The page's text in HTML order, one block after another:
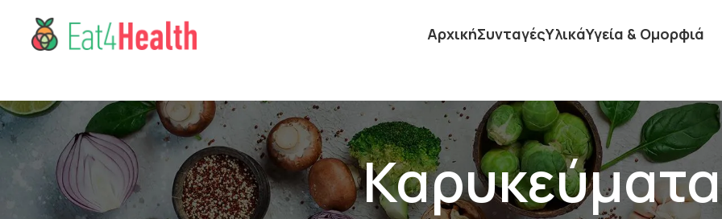
ΑρχικήΣυνταγέςΥλικάΥγεία & Ομορφιά
Καρυκεύματα